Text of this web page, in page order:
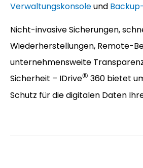
Verwaltungskonsoleund
Nicht-invasive Sicherungen,
Wiederherstellungen, Remote-
unternehmensweite
Sicherheit – IDrive® 360 bietet
Schutz für die digitalen Daten